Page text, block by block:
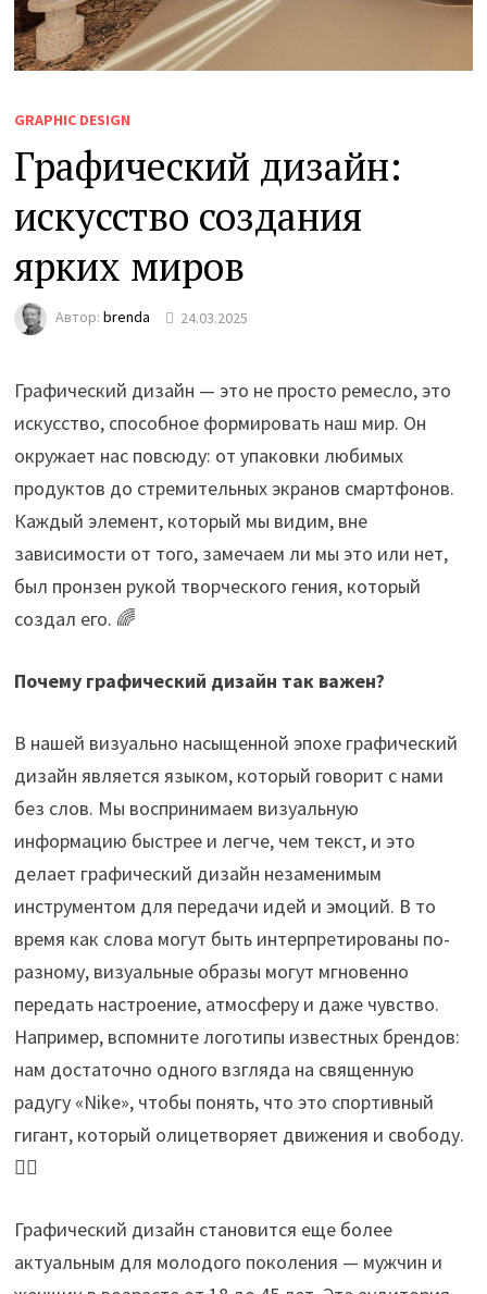
GRAPHIC DESIGN
Графический дизайн:
искусство создания
ярких миров
Автор:brenda 24.03.2025
Графический дизайн — это не просто ремесло, это
искусство, способное формировать наш мир. Он
окружает нас повсюду: от упаковки любимых
продуктов до стремительных экранов смартфонов.
Каждый элемент, который мы видим, вне
зависимости от того, замечаем ли мы это или нет,
был пронзен рукой творческого гения, который
создал его. 🌈
Почему графический дизайн так важен?
В нашей визуально насыщенной эпохе графический
дизайн является языком, который говорит с нами
без слов. Мы воспринимаем визуальную
информацию быстрее и легче, чем текст, и это
делает графический дизайн незаменимым
инструментом для передачи идей и эмоций. В то
время как слова могут быть интерпретированы по-
разному, визуальные образы могут мгновенно
передать настроение, атмосферу и даже чувство.
Например, вспомните логотипы известных брендов:
нам достаточно одного взгляда на священную
радугу «Nike», чтобы понять, что это спортивный
гигант, который олицетворяет движения и свободу.
🏃‍♂️
Графический дизайн становится еще более
актуальным для молодого поколения — мужчин и